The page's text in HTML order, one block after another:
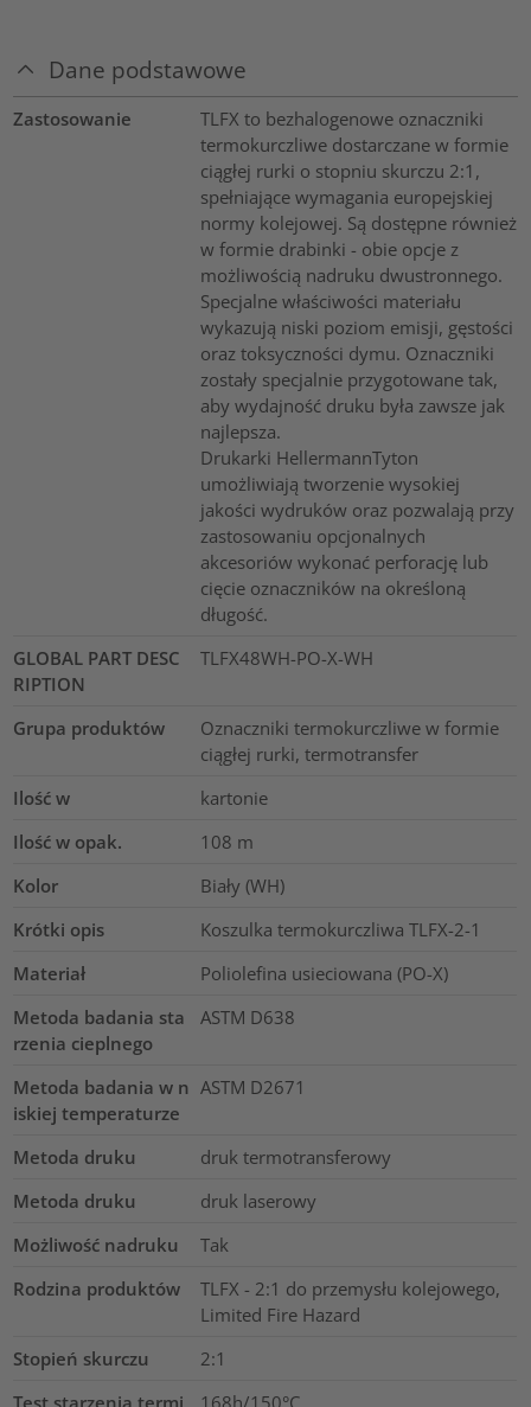
Dane podstawowe
Zastosowanie
TLFX to bezhalogenowe oznaczniki
termokurczliwe dostarczane w formie
ciągłej rurki o stopniu skurczu 2:1,
spełniające wymagania europejskiej
normy kolejowej. Są dostępne również
w formie drabinki - obie opcje z
możliwością nadruku dwustronnego.
Specjalne właściwości materiału
wykazują niski poziom emisji, gęstości
oraz toksyczności dymu. Oznaczniki
zostały specjalnie przygotowane tak,
aby wydajność druku była zawsze jak
najlepsza.
Drukarki HellermannTyton
umożliwiają tworzenie wysokiej
jakości wydruków oraz pozwalają przy
zastosowaniu opcjonalnych
akcesoriów wykonać perforację lub
cięcie oznaczników na określoną
długość.
GLOBAL PART DESC
RIPTION
TLFX48WH-PO-X-WH
Grupa produktów
Oznaczniki termokurczliwe w formie
ciągłej rurki, termotransfer
Ilość w
kartonie
Ilość w opak.
108 m
Kolor
Biały (WH)
Krótki opis
Koszulka termokurczliwa TLFX-2-1
Materiał
Poliolefina usieciowana (PO-X)
Metoda badania sta
rzenia cieplnego
ASTM D638
Metoda badania w n
iskiej temperaturze
ASTM D2671
Metoda druku
druk termotransferowy
Metoda druku
druk laserowy
Możliwość nadruku
Tak
Rodzina produktów
TLFX - 2:1 do przemysłu kolejowego,
Limited Fire Hazard
Stopień skurczu
2:1